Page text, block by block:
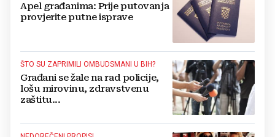
Apel građanima: Prije putovanja
provjerite putne isprave
ŠTO SU ZAPRIMILI OMBUDSMANI U BIH?
Građani se žale na rad policije,
lošu mirovinu, zdravstvenu
zaštitu...